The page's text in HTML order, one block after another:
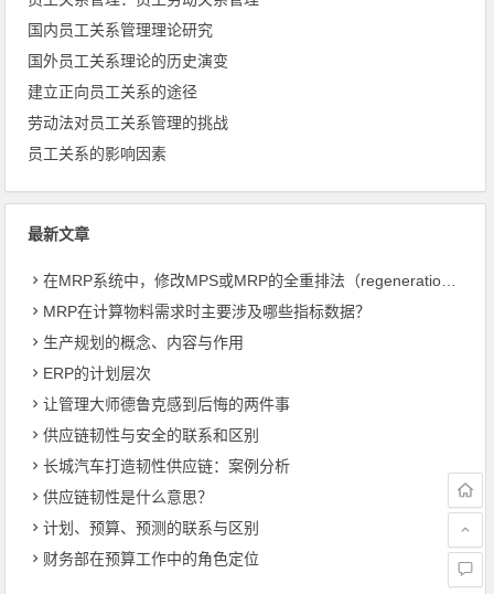
国内员工关系管理理论研究
国外员工关系理论的历史演变
建立正向员工关系的途径
劳动法对员工关系管理的挑战
员工关系的影响因素
最新文章
在MRP系统中，修改MPS或MRP的全重排法（regeneration）和净改变法？
MRP在计算物料需求时主要涉及哪些指标数据？
生产规划的概念、内容与作用
ERP的计划层次
让管理大师德鲁克感到后悔的两件事
供应链韧性与安全的联系和区别
长城汽车打造韧性供应链：案例分析
供应链韧性是什么意思？
计划、预算、预测的联系与区别
财务部在预算工作中的角色定位